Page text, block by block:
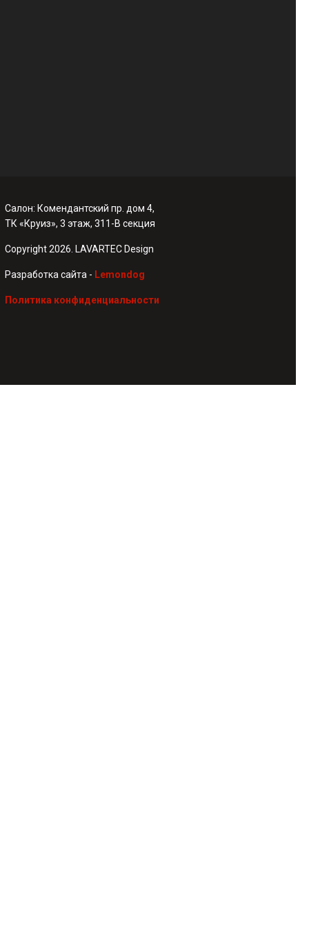
Салон: Комендантский пр. дом 4,
ТК «Круиз», 3 этаж, 311-В секция
Copyright 2026. LAVARTEC Design
Разработка сайта - Lemondog
Политика конфиденциальности